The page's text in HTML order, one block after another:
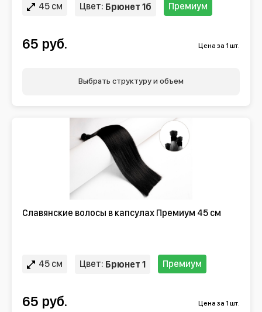
45 см Цвет: Брюнет 1б Премиум
65 руб. Цена за 1 шт.
Выбрать структуру и объем
Славянские волосы в капсулах Премиум 45 см
45 см Цвет: Брюнет 1 Премиум
65 руб. Цена за 1 шт.